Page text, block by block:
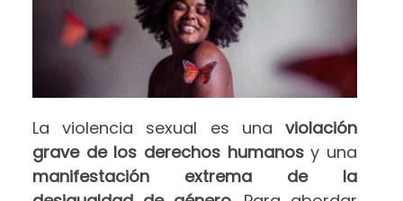
La violencia sexual es una violación
grave de los derechos humanosy una
manifestación extrema de la